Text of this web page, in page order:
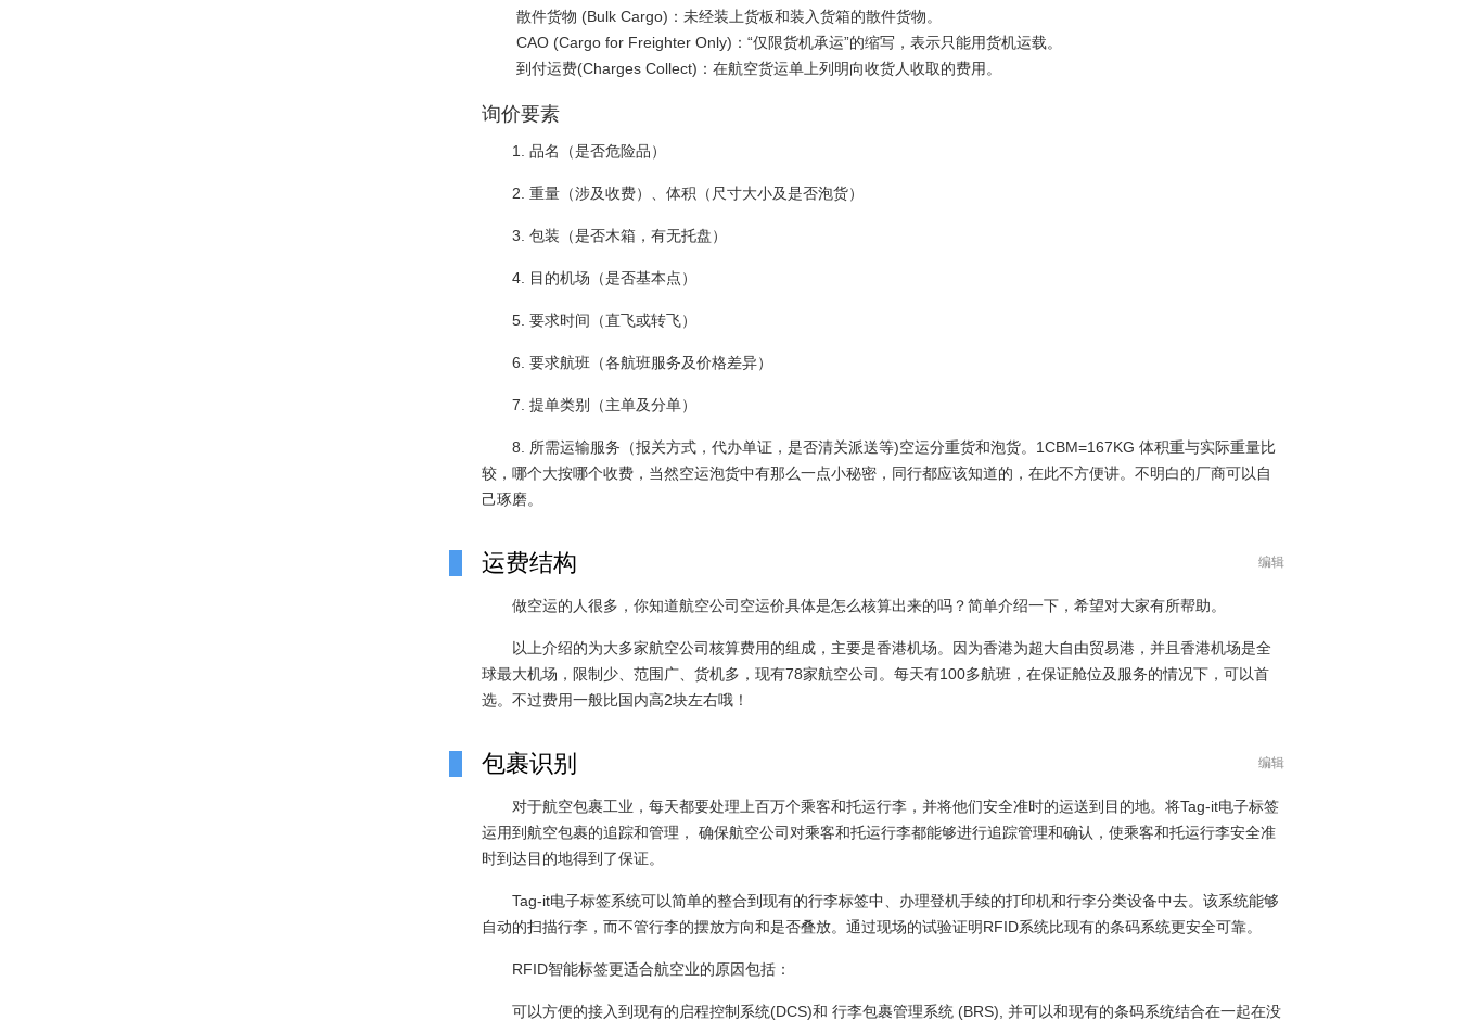
散件货物 (Bulk Cargo)：未经装上货板和装入货箱的散件货物。
CAO (Cargo for Freighter Only)：“仅限货机承运”的缩写，表示只能用货机运载。
到付运费(Charges Collect)：在航空货运单上列明向收货人收取的费用。
询价要素
1. 品名（是否危险品）
2. 重量（涉及收费）、体积（尺寸大小及是否泡货）
3. 包装（是否木箱，有无托盘）
4. 目的机场（是否基本点）
5. 要求时间（直飞或转飞）
6. 要求航班（各航班服务及价格差异）
7. 提单类别（主单及分单）
8. 所需运输服务（报关方式，代办单证，是否清关派送等)空运分重货和泡货。1CBM=167KG 体积重与实际重量比
较，哪个大按哪个收费，当然空运泡货中有那么一点小秘密，同行都应该知道的，在此不方便讲。不明白的厂商可以自
己琢磨。
运费结构 编辑
做空运的人很多，你知道航空公司空运价具体是怎么核算出来的吗？简单介绍一下，希望对大家有所帮助。
以上介绍的为大多家航空公司核算费用的组成，主要是香港机场。因为香港为超大自由贸易港，并且香港机场是全
球最大机场，限制少、范围广、货机多，现有78家航空公司。每天有100多航班，在保证舱位及服务的情况下，可以首
选。不过费用一般比国内高2块左右哦！
包裹识别 编辑
对于航空包裹工业，每天都要处理上百万个乘客和托运行李，并将他们安全准时的运送到目的地。将Tag-it电子标签
运用到航空包裹的追踪和管理， 确保航空公司对乘客和托运行李都能够进行追踪管理和确认，使乘客和托运行李安全准
时到达目的地得到了保证。
Tag-it电子标签系统可以简单的整合到现有的行李标签中、办理登机手续的打印机和行李分类设备中去。该系统能够
自动的扫描行李，而不管行李的摆放方向和是否叠放。通过现场的试验证明RFID系统比现有的条码系统更安全可靠。
RFID智能标签更适合航空业的原因包括：
可以方便的接入到现有的启程控制系统(DCS)和 行李包裹管理系统 (BRS), 并可以和现有的条码系统结合在一起在没